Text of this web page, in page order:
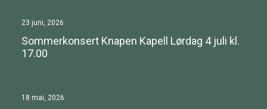
23 juni, 2026
Sommerkonsert Knapen Kapell Lørdag 4 juli kl.
17.00
18 mai, 2026